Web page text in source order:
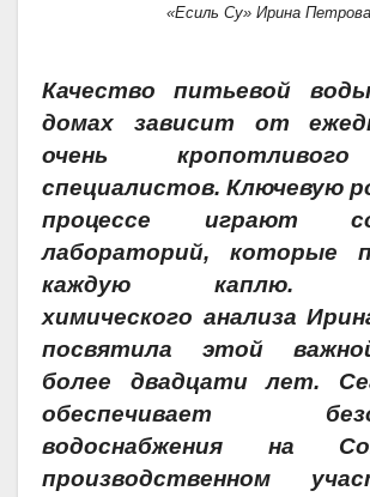
«Есиль Су» Ирина Петрова
Качество питьевой
домах зависит от
очень
специалистов. Ключевую
процессе играют
лабораторий, которые
каждую каплю.
химического анализа
посвятила этой
более двадцати лет.
обеспечивает
водоснабжения на
производственном